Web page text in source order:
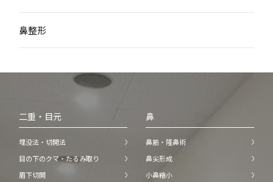
鼻整形
二重・目元
埋没法・切開法
目の下のクマ・たるみ取り
眉下切開
鼻
鼻筋・隆鼻術
鼻尖形成
小鼻縮小